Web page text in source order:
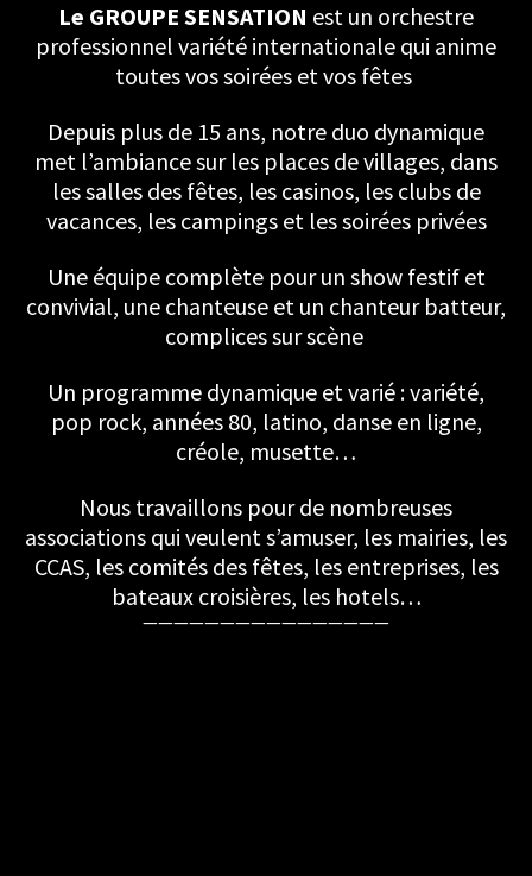
Le GROUPE SENSATION est un orchestre
professionnel variété internationale qui anime
toutes vos soirées et vos fêtes
Depuis plus de 15 ans, notre duo dynamique
met l’ambiance sur les places de villages, dans
les salles des fêtes, les casinos, les clubs de
vacances, les campings et les soirées privées
Une équipe complète pour un show festif et
convivial, une chanteuse et un chanteur batteur,
complices sur scène
Un programme dynamique et varié : variété,
pop rock, années 80, latino, danse en ligne,
créole, musette…
Nous travaillons pour de nombreuses
associations qui veulent s’amuser, les mairies, les
CCAS, les comités des fêtes, les entreprises, les
bateaux croisières, les hotels…
————————————————